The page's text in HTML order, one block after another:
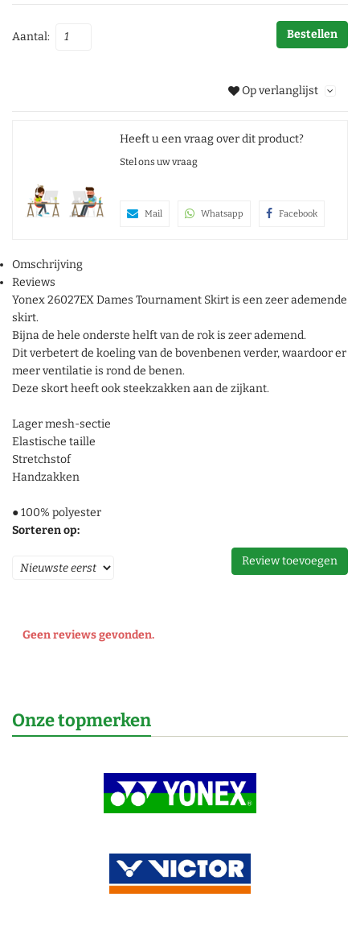
Aantal: Bestellen
Op verlanglijst
Heeft u een vraag over dit product?
Stel ons uw vraag
Mail Whatsapp Facebook
Omschrijving
Reviews
Yonex 26027EX Dames Tournament Skirt is een zeer ademende
skirt.
Bijna de hele onderste helft van de rok is zeer ademend.
Dit verbetert de koeling van de bovenbenen verder, waardoor er
meer ventilatie is rond de benen.
Deze skort heeft ook steekzakken aan de zijkant.
Lager mesh-sectie
Elastische taille
Stretchstof
Handzakken
● 100% polyester
Sorteren op:
Review toevoegen
Geen reviews gevonden.
Onze topmerken